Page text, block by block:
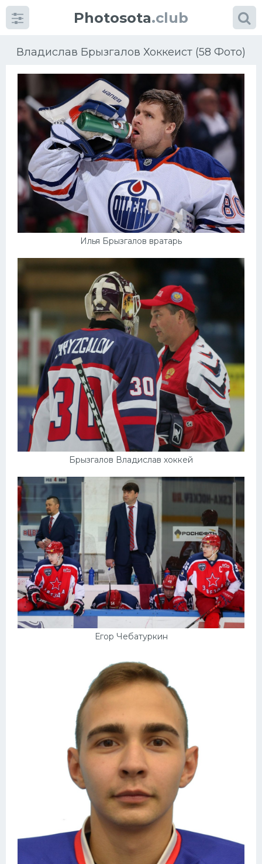
Photosota.club
Владислав Брызгалов Хоккеист (58 Фото)
Илья Брызгалов вратарь
Брызгалов Владислав хоккей
Егор Чебатуркин
Категории Фото
Еще картинки...
Футбол
Баскетбол
Велогонки
Конькобежный спорт
Интерьер квартиры